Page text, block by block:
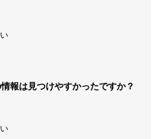
報は見つけやすかったですか？